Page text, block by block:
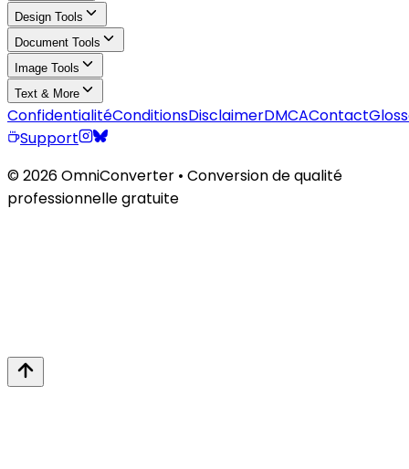
Design Tools
Document Tools
Image Tools
Text & More
ConfidentialitéConditionsDisclaimerDMCAContact
Support
© 2026 OmniConverter • Conversion de qualité
professionnelle gratuite